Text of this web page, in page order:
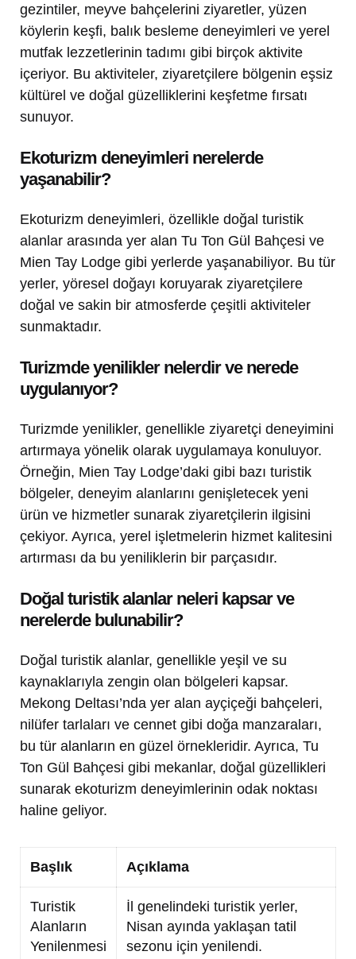
gezintiler, meyve bahçelerini ziyaretler, yüzen
köylerin keşfi, balık besleme deneyimleri ve yerel
mutfak lezzetlerinin tadımı gibi birçok aktivite
içeriyor. Bu aktiviteler, ziyaretçilere bölgenin eşsiz
kültürel ve doğal güzelliklerini keşfetme fırsatı
sunuyor.
Ekoturizm deneyimleri nerelerde
yaşanabilir?
Ekoturizm deneyimleri, özellikle doğal turistik
alanlar arasında yer alan Tu Ton Gül Bahçesi ve
Mien Tay Lodge gibi yerlerde yaşanabiliyor. Bu tür
yerler, yöresel doğayı koruyarak ziyaretçilere
doğal ve sakin bir atmosferde çeşitli aktiviteler
sunmaktadır.
Turizmde yenilikler nelerdir ve nerede
uygulanıyor?
Turizmde yenilikler, genellikle ziyaretçi deneyimini
artırmaya yönelik olarak uygulamaya konuluyor.
Örneğin, Mien Tay Lodge’daki gibi bazı turistik
bölgeler, deneyim alanlarını genişletecek yeni
ürün ve hizmetler sunarak ziyaretçilerin ilgisini
çekiyor. Ayrıca, yerel işletmelerin hizmet kalitesini
artırması da bu yeniliklerin bir parçasıdır.
Doğal turistik alanlar neleri kapsar ve
nerelerde bulunabilir?
Doğal turistik alanlar, genellikle yeşil ve su
kaynaklarıyla zengin olan bölgeleri kapsar.
Mekong Deltası’nda yer alan ayçiçeği bahçeleri,
nilüfer tarlaları ve cennet gibi doğa manzaraları,
bu tür alanların en güzel örnekleridir. Ayrıca, Tu
Ton Gül Bahçesi gibi mekanlar, doğal güzellikleri
sunarak ekoturizm deneyimlerinin odak noktası
haline geliyor.
Başlık Açıklama
Turistik
Alanların
Yenilenmesi
İl genelindeki turistik yerler,
Nisan ayında yaklaşan tatil
sezonu için yenilendi.